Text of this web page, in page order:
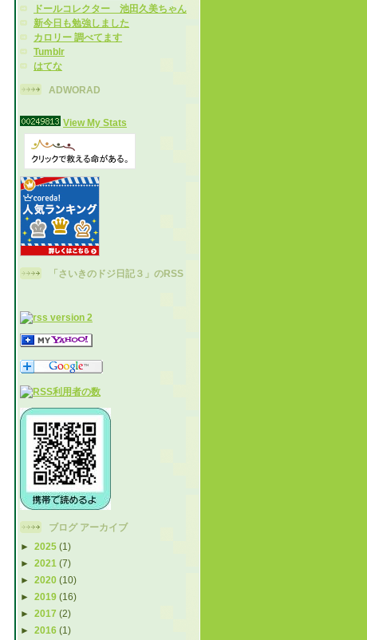
ドールコレクター 池田久美ちゃん
新今日も勉強しました
カロリー 調べてます
Tumblr
はてな
ADWORAD
View My Stats
「さいきのドジ日記３」のRSS
ブログ アーカイブ
► 2025 (1)
► 2021 (7)
► 2020 (10)
► 2019 (16)
► 2017 (2)
► 2016 (1)